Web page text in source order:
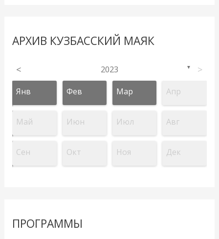
АРХИВ КУЗБАССКИЙ МАЯК
< 2023 ▼ >
Янв Фев Мар Апр
Май Июн Июл Авг
Сен Окт Ноя Дек
ПРОГРАММЫ